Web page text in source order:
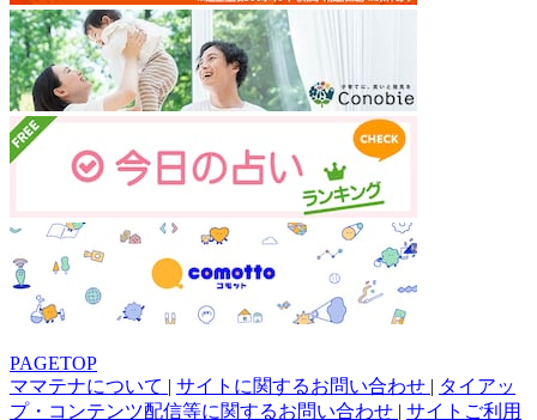
PAGETOP
ママテナについて | サイトに関するお問い合わせ | タイアッ
プ・コンテンツ配信等に関するお問い合わせ | サイトご利用